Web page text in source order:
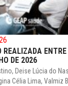
REALIZADA
DE 2026
Deise Lúcia do
Célia Lima, Valmiz